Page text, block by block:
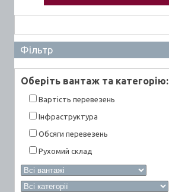
Фільтр
Оберiть вантаж та категорiю:
Вартiсть перевезень
Інфраструктура
Обсяги перевезень
Рухомий склад